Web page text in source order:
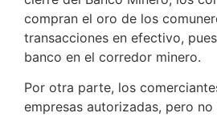
compran el oro de los
transacciones en efectivo,
banco en el corredor minero.
Por otra parte, los
empresas autorizadas, pero